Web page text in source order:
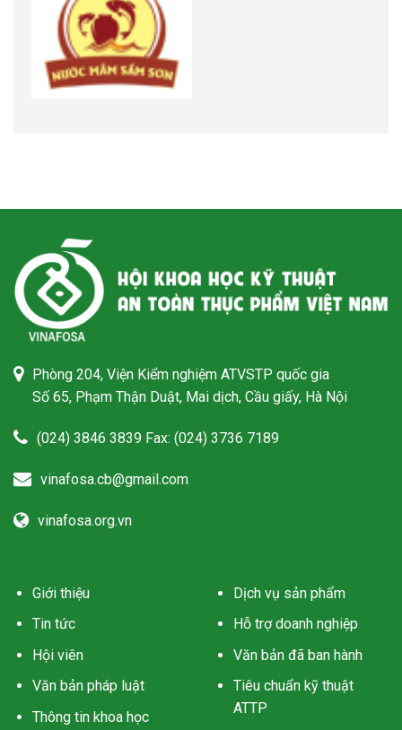
Phòng 204, Viện Kiểm nghiệm ATVSTP quốc gia
Số 65, Phạm Thận Duật, Mai dịch, Cầu giấy, Hà Nội
(024) 3846 3839 Fax: (024) 3736 7189
vinafosa.cb@gmail.com
vinafosa.org.vn
Giới thiệu
Tin tức
Hội viên
Văn bản pháp luật
Thông tin khoa học
Dịch vụ sản phẩm
Hỗ trợ doanh nghiệp
Văn bản đã ban hành
Tiêu chuẩn kỹ thuật
ATTP